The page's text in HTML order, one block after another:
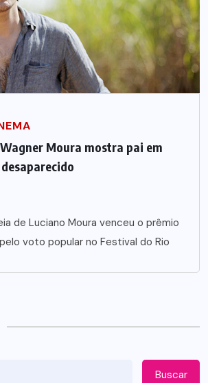
Moura mostra pai em
de Luciano Moura venceu o prêmio
voto popular no Festival do Rio
Buscar